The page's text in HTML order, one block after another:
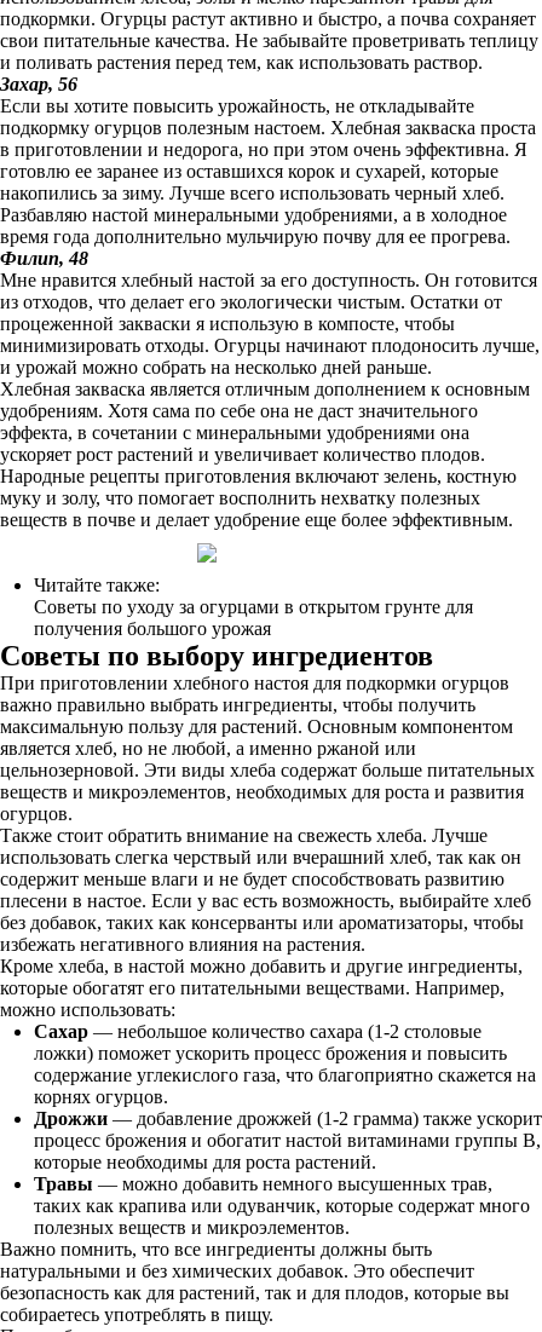
подкормки. Огурцы растут активно и быстро, а почва сохраняет
свои питательные качества. Не забывайте проветривать теплицу
и поливать растения перед тем, как использовать раствор.
Захар, 56
Если вы хотите повысить урожайность, не откладывайте
подкормку огурцов полезным настоем. Хлебная закваска проста
в приготовлении и недорога, но при этом очень эффективна. Я
готовлю ее заранее из оставшихся корок и сухарей, которые
накопились за зиму. Лучше всего использовать черный хлеб.
Разбавляю настой минеральными удобрениями, а в холодное
время года дополнительно мульчирую почву для ее прогрева.
Филип, 48
Мне нравится хлебный настой за его доступность. Он готовится
из отходов, что делает его экологически чистым. Остатки от
процеженной закваски я использую в компосте, чтобы
минимизировать отходы. Огурцы начинают плодоносить лучше,
и урожай можно собрать на несколько дней раньше.
Хлебная закваска является отличным дополнением к основным
удобрениям. Хотя сама по себе она не даст значительного
эффекта, в сочетании с минеральными удобрениями она
ускоряет рост растений и увеличивает количество плодов.
Народные рецепты приготовления включают зелень, костную
муку и золу, что помогает восполнить нехватку полезных
веществ в почве и делает удобрение еще более эффективным.
Читайте также:
Советы по уходу за огурцами в открытом грунте для
получения большого урожая
Советы по выбору ингредиентов
При приготовлении хлебного настоя для подкормки огурцов
важно правильно выбрать ингредиенты, чтобы получить
максимальную пользу для растений. Основным компонентом
является хлеб, но не любой, а именно ржаной или
цельнозерновой. Эти виды хлеба содержат больше питательных
веществ и микроэлементов, необходимых для роста и развития
огурцов.
Также стоит обратить внимание на свежесть хлеба. Лучше
использовать слегка черствый или вчерашний хлеб, так как он
содержит меньше влаги и не будет способствовать развитию
плесени в настое. Если у вас есть возможность, выбирайте хлеб
без добавок, таких как консерванты или ароматизаторы, чтобы
избежать негативного влияния на растения.
Кроме хлеба, в настой можно добавить и другие ингредиенты,
которые обогатят его питательными веществами. Например,
можно использовать:
Сахар — небольшое количество сахара (1-2 столовые
ложки) поможет ускорить процесс брожения и повысить
содержание углекислого газа, что благоприятно скажется на
корнях огурцов.
Дрожжи — добавление дрожжей (1-2 грамма) также ускорит
процесс брожения и обогатит настой витаминами группы B,
которые необходимы для роста растений.
Травы — можно добавить немного высушенных трав,
таких как крапива или одуванчик, которые содержат много
полезных веществ и микроэлементов.
Важно помнить, что все ингредиенты должны быть
натуральными и без химических добавок. Это обеспечит
безопасность как для растений, так и для плодов, которые вы
собираетесь употреблять в пищу.